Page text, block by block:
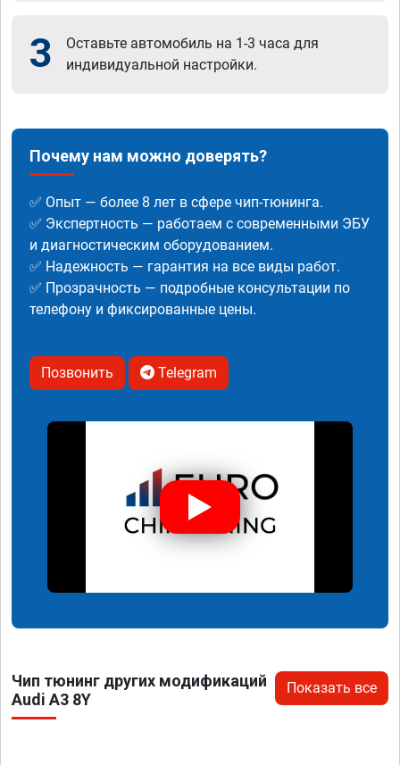
3
Оставьте автомобиль на 1-3 часа для
индивидуальной настройки.
Почему нам можно доверять?
✅ Опыт — более 8 лет в сфере чип-тюнинга.
✅ Экспертность — работаем с современными ЭБУ
и диагностическим оборудованием.
✅ Надежность — гарантия на все виды работ.
✅ Прозрачность — подробные консультации по
телефону и фиксированные цены.
Позвонить Telegram
Чип тюнинг других модификаций
Audi A3 8Y
Показать все